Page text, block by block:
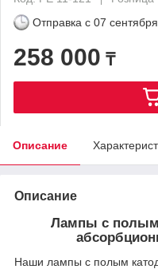
Отправка с 07
258 000 ₸
Описание
Описание
Лампы с полым
Наши лампы с полым